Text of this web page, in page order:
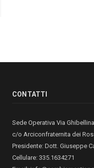
CONTATTI
Sede Operativa Via
c/o Arciconfraternita dei
Presidente: Dott. Giuseppe
Cellulare: 335.1634271